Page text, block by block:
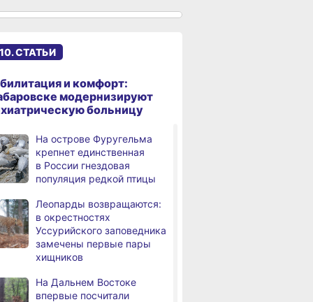
о незаконном хранении
В Хабаровском крае
потушили за сутки 9
возгораний
Горнодобывающая отрасль
Хабаровского края
демонстрирует уверенный
рост
Аэродром
в Николаевске‑на‑Амуре
прошёл проверку
Магнитные бури,
в Хабаровске 8 августа
СТАТЬИ
и комфорт:
модернизируют
больницу
На острове Фуругельма
крепнет единственная
в России гнездовая
популяция редкой птицы
Леопарды возвращаются:
в окрестностях
Уссурийского заповедника
замечены первые пары
хищников
На Дальнем Востоке
впервые посчитали